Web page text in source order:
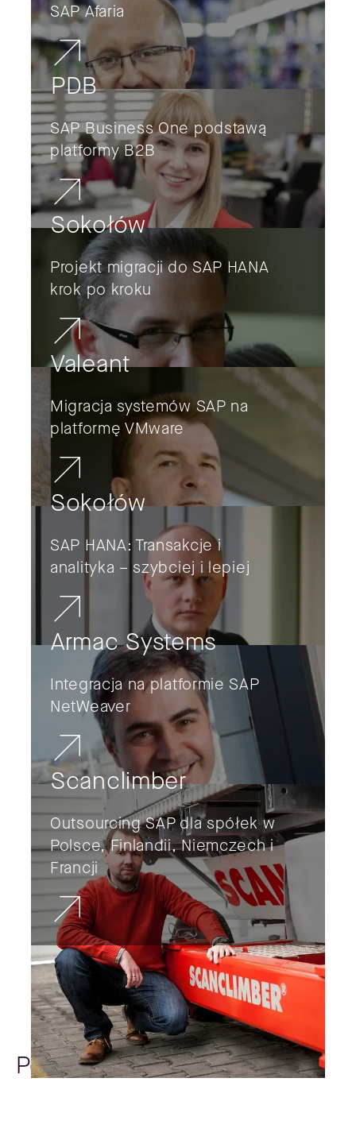
SAP Afaria
PDB
SAP Business One podstawą
platformy B2B
Sokołów
Projekt migracji do SAP HANA
krok po kroku
Valeant
Migracja systemów SAP na
platformę VMware
Sokołów
SAP HANA: Transakcje i
analityka – szybciej i lepiej
Armac Systems
Integracja na platformie SAP
NetWeaver
Scanclimber
Outsourcing SAP dla spółek w
Polsce, Finlandii, Niemczech i
Francji
Poradniki